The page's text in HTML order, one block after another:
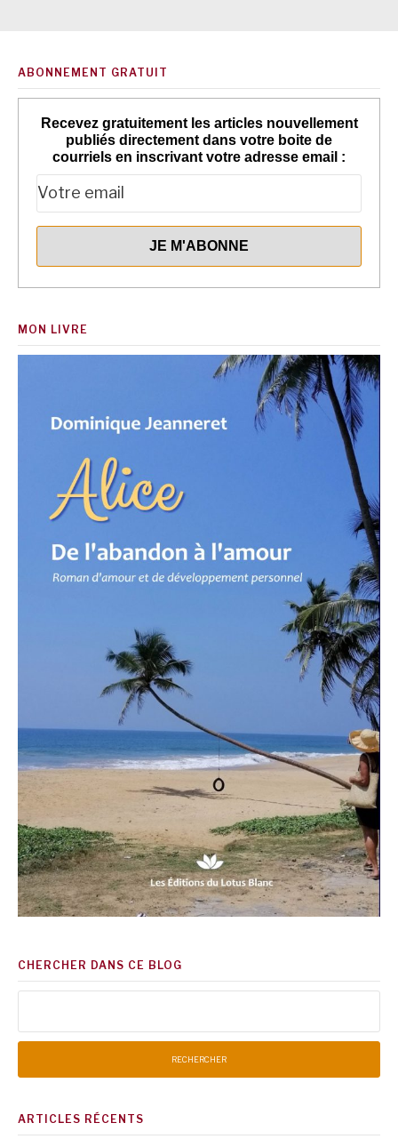
ABONNEMENT GRATUIT
Recevez gratuitement les articles nouvellement
publiés directement dans votre boite de
courriels en inscrivant votre adresse email :
MON LIVRE
CHERCHER DANS CE BLOG
ARTICLES RÉCENTS